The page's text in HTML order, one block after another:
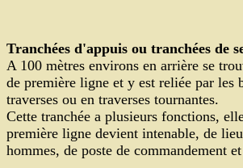
Tranchées d'appuis ou tranchées de
A 100 mètres environs en arrière se
de première ligne et y est reliée par les
traverses ou en traverses tournantes.
Cette tranchée a plusieurs fonctions,
première ligne devient intenable, de
hommes, de poste de commandement